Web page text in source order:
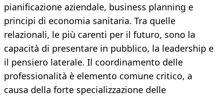
pianificazione aziendale, business planning e
principi di economia sanitaria. Tra quelle
relazionali, le più carenti per il futuro, sono la
capacità di presentare in pubblico, la leadership e
il pensiero laterale. Il coordinamento delle
professionalità è elemento comune critico, a
causa della forte specializzazione delle